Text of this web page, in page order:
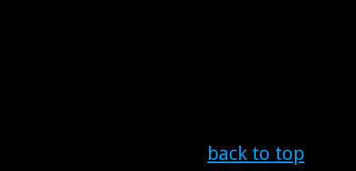
back to top